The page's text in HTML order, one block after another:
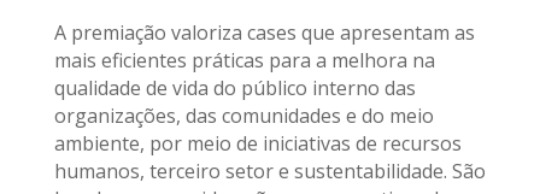
A premiação valoriza cases que apresentam as
mais eficientes práticas para a melhora na
qualidade de vida do público interno das
organizações, das comunidades e do meio
ambiente, por meio de iniciativas de recursos
humanos, terceiro setor e sustentabilidade. São